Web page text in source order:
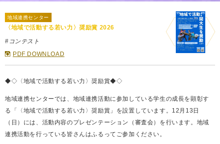
地域連携センター
〈地域で活動する若い力〉奨励賞 2026
#コンテスト
PDF DOWNLOAD
◆◇〈地域で活動する若い力〉奨励賞◆◇
地域連携センターでは、地域連携活動に参加している学生の成長を顕彰す
る「〈地域で活動する若い力〉奨励賞」を設置しています。12月13日
（日）には、活動内容のプレゼンテーション（審査会）を行います。地域
連携活動を行っている皆さんはふるってご参加ください。